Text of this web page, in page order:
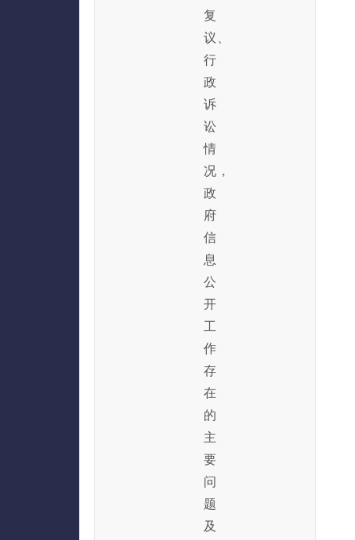
复
议、
行
政
诉
讼
情
况，
政
府
信
息
公
开
工
作
存
在
的
主
要
问
题
及